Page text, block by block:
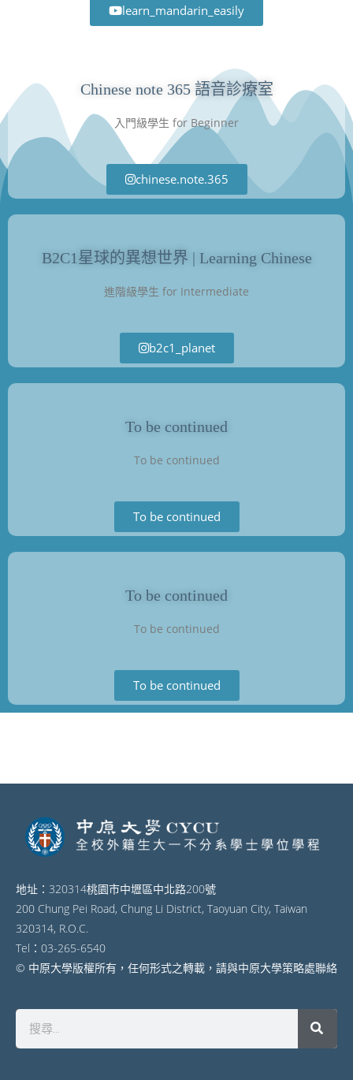
learn_mandarin_easily
Chinese note 365 語音診療室
入門級學生 for Beginner
chinese.note.365
B2C1星球的異想世界 | Learning Chinese
進階級學生 for Intermediate
b2c1_planet
To be continued​
To be continued​
To be continued​
To be continued​
To be continued​
To be continued​
地址：320314桃園市中壢區中北路200號
200 Chung Pei Road, Chung Li District, Taoyuan City, Taiwan
320314, R.O.C.
Tel：03-265-6540
© 中原大學版權所有，任何形式之轉載，請與中原大學策略處聯絡